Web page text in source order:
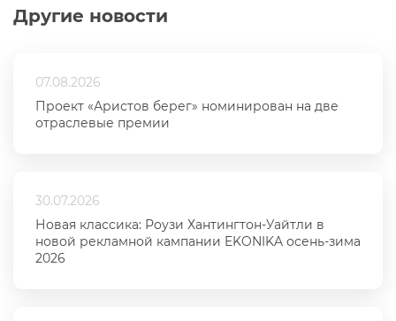
Другие новости
07.08.2026
Проект «Аристов берег» номинирован на две
отраслевые премии
30.07.2026
Новая классика: Роузи Хантингтон-Уайтли в
новой рекламной кампании EKONIKA осень-зима
2026